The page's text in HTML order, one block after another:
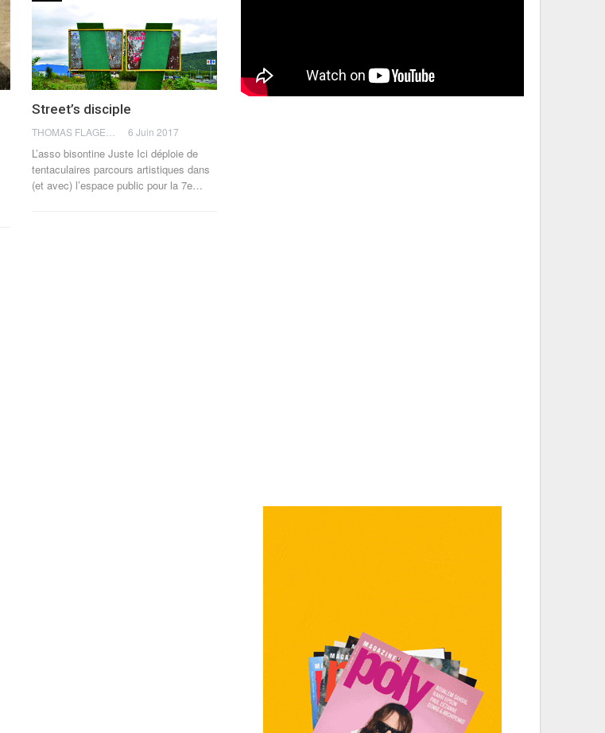
Street’s disciple
6 Juin 2017
L’asso bisontine Juste Ici déploie de
tentaculaires parcours artistiques dans
(et avec) l’espace public pour la 7e…